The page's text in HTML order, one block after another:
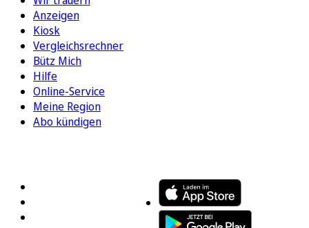
Anzeigen
Kiosk
Vergleichsrechner
Bütz Mich
Hilfe
Online-Service
Meine Region
Abo kündigen